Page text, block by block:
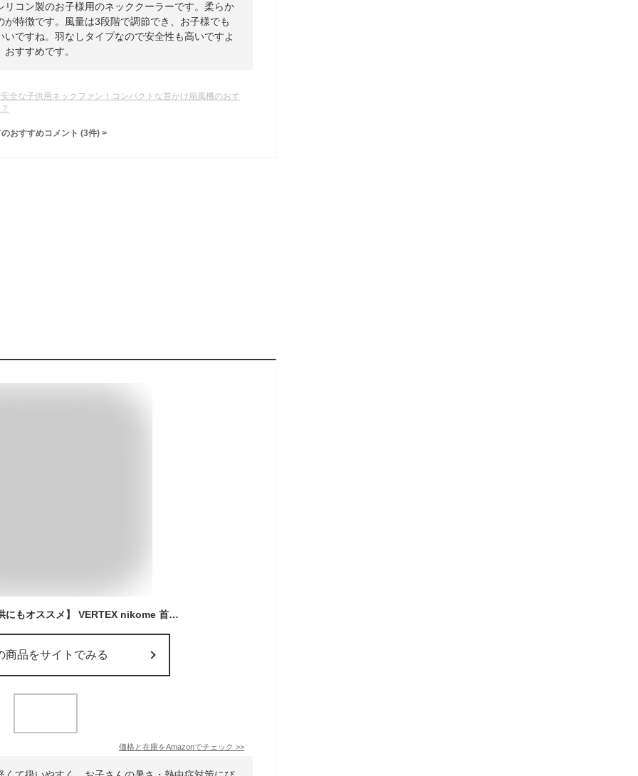
コン製のお子様用のネッククーラーです。柔らか
特徴です。風量は3段階で調節でき、お子様でも
ですね。羽なしタイプなので安全性も高いですよ
すすめです。
全な子供用ネックファン！コンパクトな首かけ扇風機のおす
おすすめコメント (3件) >
【軽くてシンプル 子供にもオススメ】 VERTEX nikome 首掛け扇風機 ネックファン NKM-NF01 軽量 静音 子供 最大7時間稼働 3段階風量調節 Type-C 充電式 (ホワイト)
商品をサイトでみる
価格と在庫をAmazonでチェック >>